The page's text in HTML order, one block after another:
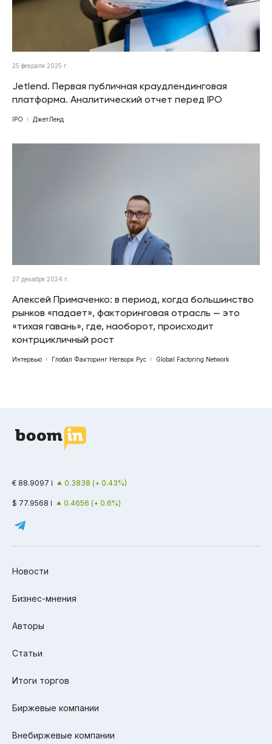
25 февраля 2025 г.
Jetlend. Первая публичная краудлендинговая
платформа. Аналитический отчет перед IPO
IPO ДжетЛенд
27 декабря 2024 г.
Алексей Примаченко: в период, когда большинство
рынков «падает», факторинговая отрасль — это
«тихая гавань», где, наоборот, происходит
контрцикличный рост
Интервью Глобал Факторинг Нетворк Рус Global Factoring Network
€ 88.9097 0.3838 (+ 0.43%)
$ 77.9568 0.4656 (+ 0.6%)
Новости
Бизнес-мнения
Авторы
Статьи
Итоги торгов
Биржевые компании
Внебиржевые компании